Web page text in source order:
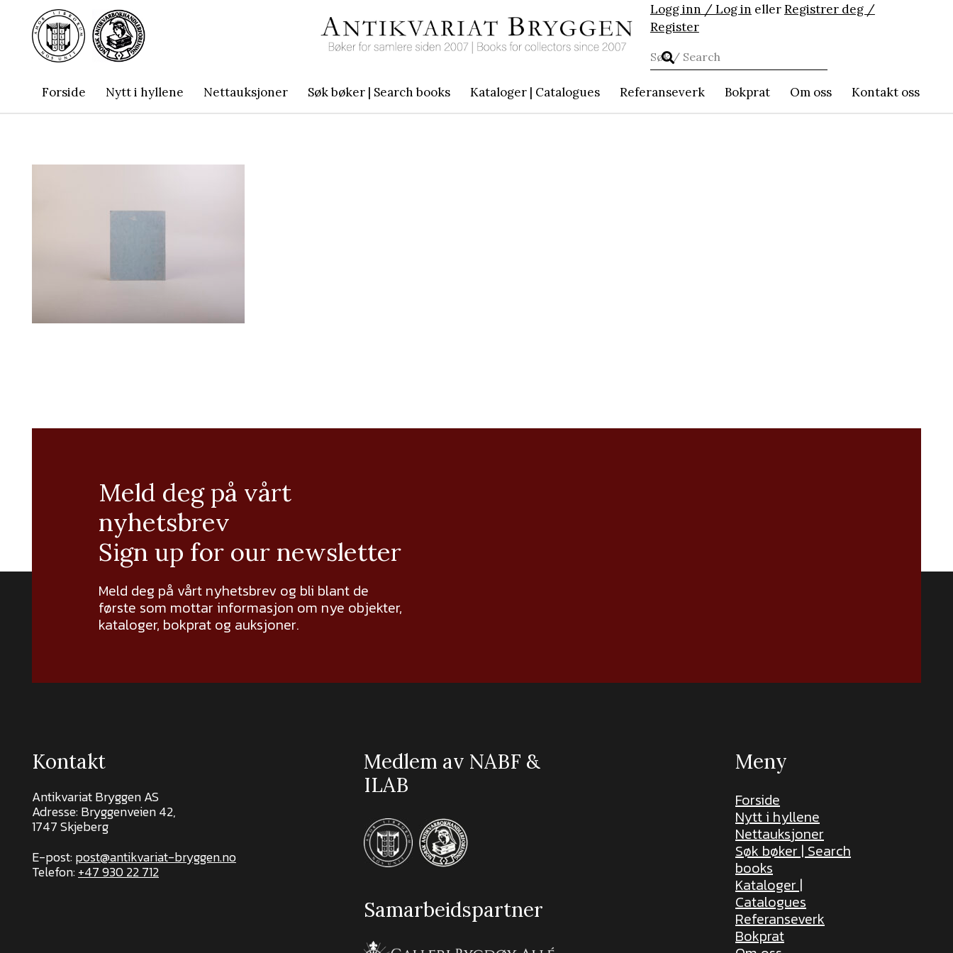
Logg inn / Log in ellerRegistrer deg /
Register
Forside Nytt i hyllene Nettauksjoner Søk bøker | Search books Kataloger | Catalogues Referanseverk Bokprat Om oss Kontakt oss
Meld deg på vårt
nyhetsbrev
Sign up for our newsletter
Meld deg på vårt nyhetsbrev og bli blant de
første som mottar informasjon om nye objekter,
kataloger, bokprat og auksjoner.
Kontakt
Antikvariat Bryggen AS
Adresse: Bryggenveien 42,
1747 Skjeberg
E-post:post@antikvariat-bryggen.no
Telefon:+47 930 22 712
Medlem av NABF &
ILAB
Samarbeidspartner
Meny
Forside
Nytt i hyllene
Nettauksjoner
Søk bøker | Search
books
Kataloger |
Catalogues
Referanseverk
Bokprat